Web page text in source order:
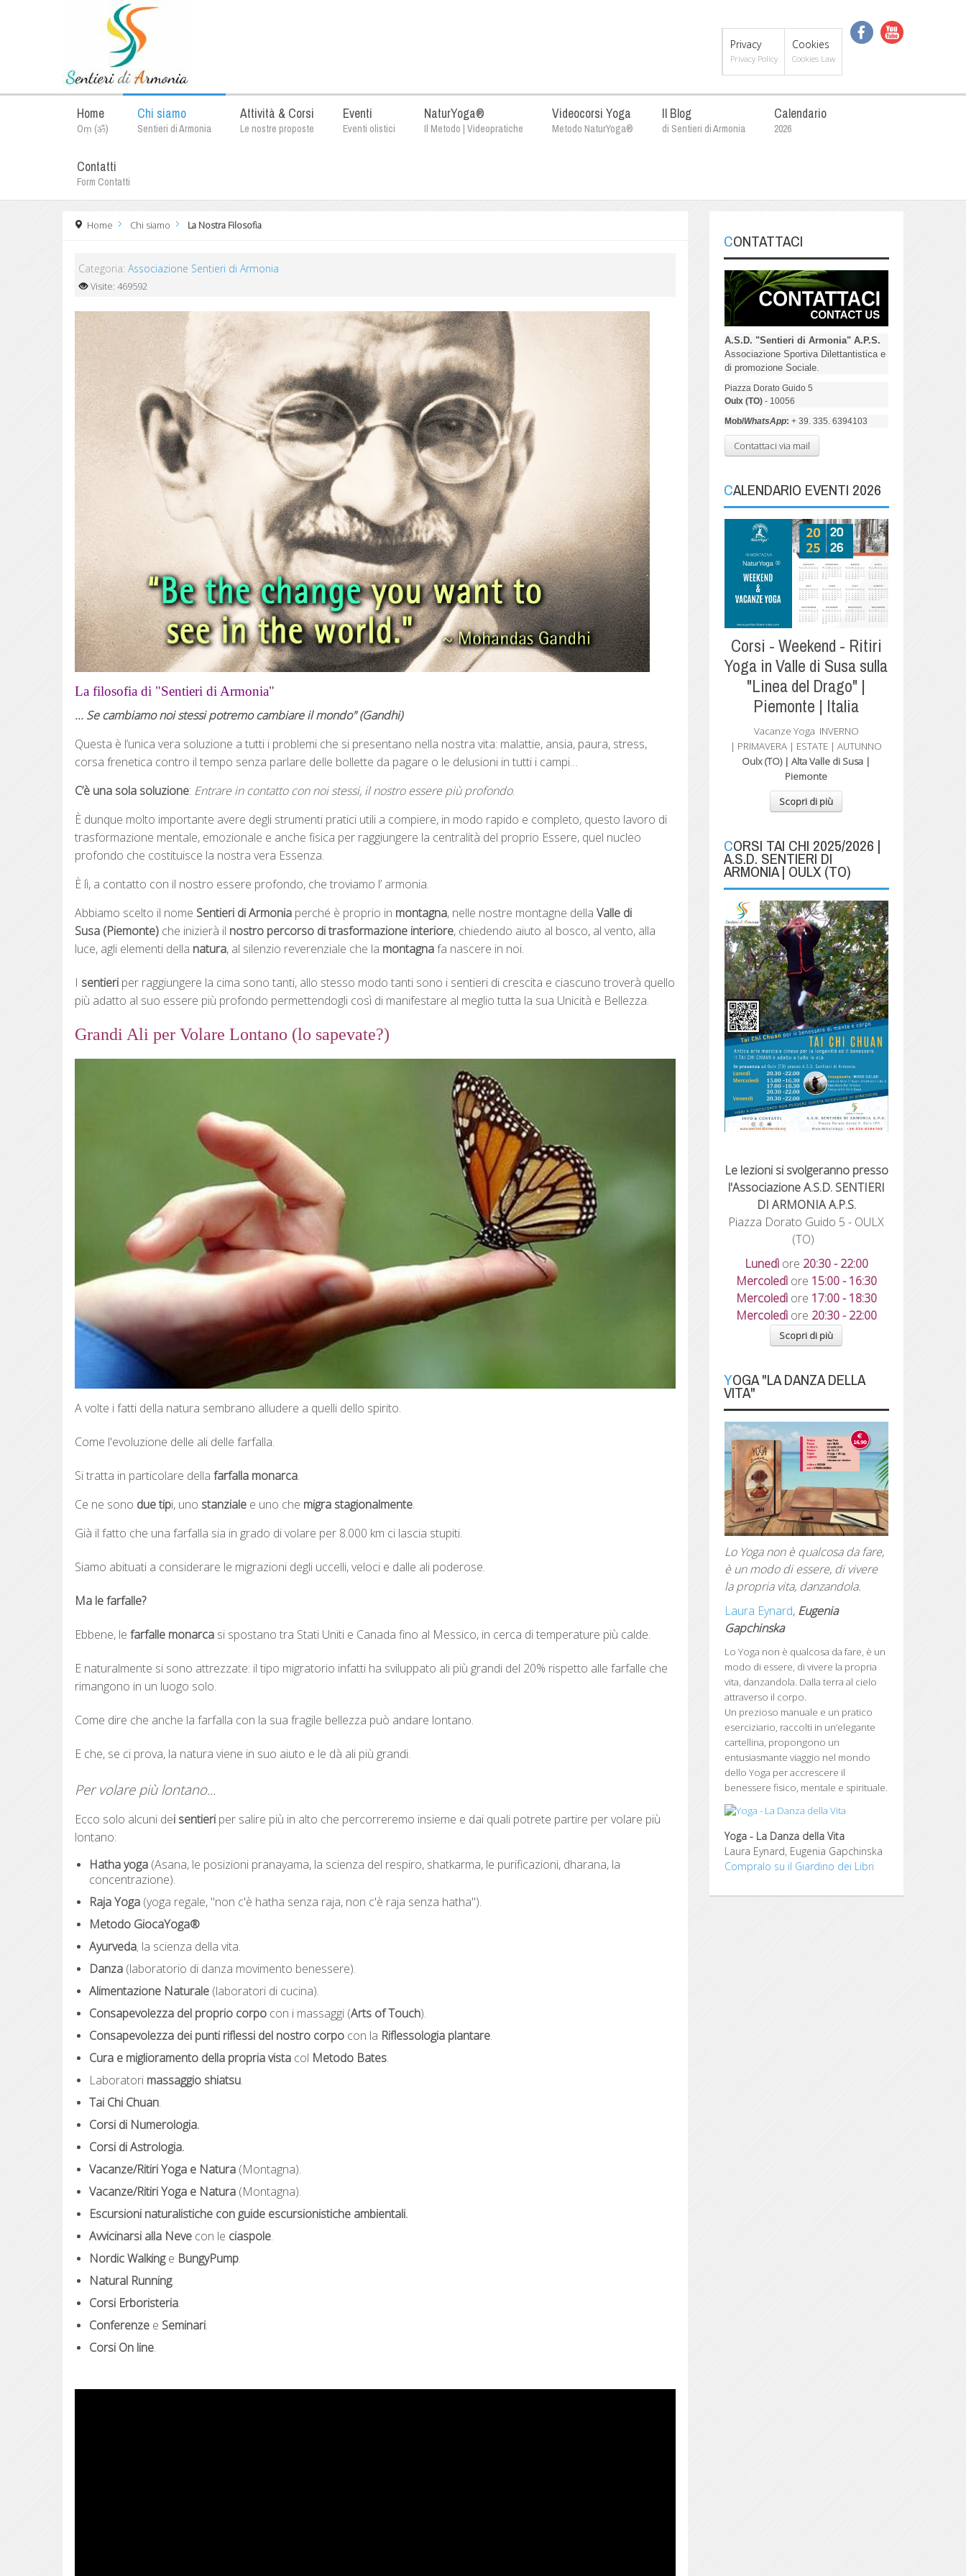
Privacy
Privacy Policy
Cookies
Cookies Law
Home
Oṃ (ॐ)
Chi siamo
Sentieri di Armonia
Attività & Corsi
Le nostre proposte
Eventi
Eventi olistici
NaturYoga®
Il Metodo | Videopratiche
Videocorsi Yoga
Metodo NaturYoga®
Il Blog
di Sentieri di Armonia
Calendario
2026
Contatti
Form Contatti
Home Chi siamo La Nostra Filosofia
Categoria: Associazione Sentieri di Armonia
Visite: 469592
La filosofia di "Sentieri di Armonia"
... Se cambiamo noi stessi potremo cambiare il mondo" (Gandhi)
Questa è l’unica vera soluzione a tutti i problemi che si presentano nella nostra vita: malattie, ansia, paura, stress,
corsa frenetica contro il tempo senza parlare delle bollette da pagare o le delusioni in tutti i campi…
C’è una sola soluzione: Entrare in contatto con noi stessi, il nostro essere più profondo.
È dunque molto importante avere degli strumenti pratici utili a compiere, in modo rapido e completo, questo lavoro di
trasformazione mentale, emozionale e anche fisica per raggiungere la centralità del proprio Essere, quel nucleo
profondo che costituisce la nostra vera Essenza.
È lì, a contatto con il nostro essere profondo, che troviamo l’ armonia.
Abbiamo scelto il nome Sentieri di Armoniaperché è proprio in montagna, nelle nostre montagne della Valle di
Susa (Piemonte)che inizierà il nostro percorso di trasformazione interiore, chiedendo aiuto al bosco, al vento, alla
luce, agli elementi della natura, al silenzio reverenziale che la montagnafa nascere in noi.
I sentieriper raggiungere la cima sono tanti, allo stesso modo tanti sono i sentieri di crescita e ciascuno troverà quello
più adatto al suo essere più profondo permettendogli così di manifestare al meglio tutta la sua Unicità e Bellezza.
Grandi Ali per Volare Lontano (lo sapevate?)
A volte i fatti della natura sembrano alludere a quelli dello spirito.
Come l'evoluzione delle ali delle farfalla.
Si tratta in particolare della farfalla monarca.
Ce ne sono due tipi, uno stanzialee uno che migra stagionalmente.
Già il fatto che una farfalla sia in grado di volare per 8.000 km ci lascia stupiti.
Siamo abituati a considerare le migrazioni degli uccelli, veloci e dalle ali poderose.
Ma le farfalle?
Ebbene, le farfalle monarcasi spostano tra Stati Uniti e Canada fino al Messico, in cerca di temperature più calde.
E naturalmente si sono attrezzate: il tipo migratorio infatti ha sviluppato ali più grandi del 20% rispetto alle farfalle che
rimangono in un luogo solo.
Come dire che anche la farfalla con la sua fragile bellezza può andare lontano.
E che, se ci prova, la natura viene in suo aiuto e le dà ali più grandi.
Per volare più lontano...
Ecco solo alcuni dei sentieriper salire più in alto che percorreremo insieme e dai quali potrete partire per volare più
lontano:
Hatha yoga(Asana, le posizioni pranayama, la scienza del respiro, shatkarma, le purificazioni, dharana, la
concentrazione).
Raja Yoga(yoga regale, "non c'è hatha senza raja, non c'è raja senza hatha").
Metodo GiocaYoga®
Ayurveda, la scienza della vita.
Danza(laboratorio di danza movimento benessere).
Alimentazione Naturale (laboratori di cucina).
Consapevolezza del proprio corpocon i massaggi (Arts of Touch).
Consapevolezza dei punti riflessi del nostro corpocon la Riflessologia plantare.
Cura e miglioramento della propria vistacol Metodo Bates.
Laboratori massaggio shiatsu.
Tai Chi Chuan.
Corsi di Numerologia.
Corsi di Astrologia.
Vacanze/Ritiri Yoga e Natura(Montagna)
Vacanze/Ritiri Yoga e Natura(Montagna)
Escursioni naturalistiche con guide escursionistiche ambientali.
Avvicinarsi alla Nevecon le ciaspole.
Nordic Walkinge BungyPump.
Natural Running.
Corsi Erboristeria.
Conferenze e Seminari.
Corsi On line.
CONTATTACI
A.S.D. "Sentieri di Armonia" A.P.S.
Associazione Sportiva Dilettantistica e
di promozione Sociale.
Piazza Dorato Guido 5
Oulx (TO)- 10056
Mob/WhatsApp: + 39. 335. 6394103
Contattaci via mail
CALENDARIO EVENTI 2026
Corsi - Weekend - Ritiri
Yoga in Valle di Susa sulla
"Linea del Drago" |
Piemonte | Italia
Vacanze Yoga INVERNO
| PRIMAVERA | ESTATE | AUTUNNO
Oulx (TO) | Alta Valle di Susa |
Piemonte
Scopri di più
CORSI TAI CHI 2025/2026 |
A.S.D. SENTIERI DI
ARMONIA | OULX (TO)
Le lezioni si svolgeranno presso
l'Associazione A.S.D. SENTIERI
DI ARMONIA A.P.S.
Piazza Dorato Guido 5 - OULX
(TO)
Lunedì ore 20:30 - 22:00
Mercoledì ore 15:00 - 16:30
Mercoledì ore 17:00 - 18:30
Mercoledì ore 20:30 - 22:00
Scopri di più
YOGA "LA DANZA DELLA
VITA"
Lo Yoga non è qualcosa da fare,
è un modo di essere, di vivere
la propria vita, danzandola.
Laura Eynard, Eugenia
Gapchinska
Lo Yoga non è qualcosa da fare, è un
modo di essere, di vivere la propria
vita, danzandola. Dalla terra al cielo
attraverso il corpo.
Un prezioso manuale e un pratico
eserciziario, raccolti in un’elegante
cartellina, propongono un
entusiasmante viaggio nel mondo
dello Yoga per accrescere il
benessere fisico, mentale e spirituale.
Yoga - La Danza della Vita
Laura Eynard, Eugenia Gapchinska
Compralo su il Giardino dei Libri